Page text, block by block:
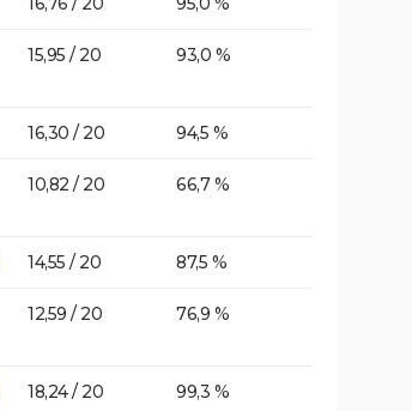
15,95 / 20 93,0 %
16,30 / 20 94,5 %
10,82 / 20 66,7 %
14,55 / 20 87,5 %
12,59 / 20 76,9 %
18,24 / 20 99,3 %